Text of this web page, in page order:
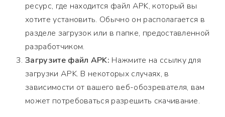
ресурс, где находится файл APK, который вы
хотите установить. Обычно он располагается в
разделе загрузок или в папке, предоставленной
разработчиком.
Загрузите файл APK: Нажмите на ссылку для
загрузки APK. В некоторых случаях, в
зависимости от вашего веб-обозревателя, вам
может потребоваться разрешить скачивание.